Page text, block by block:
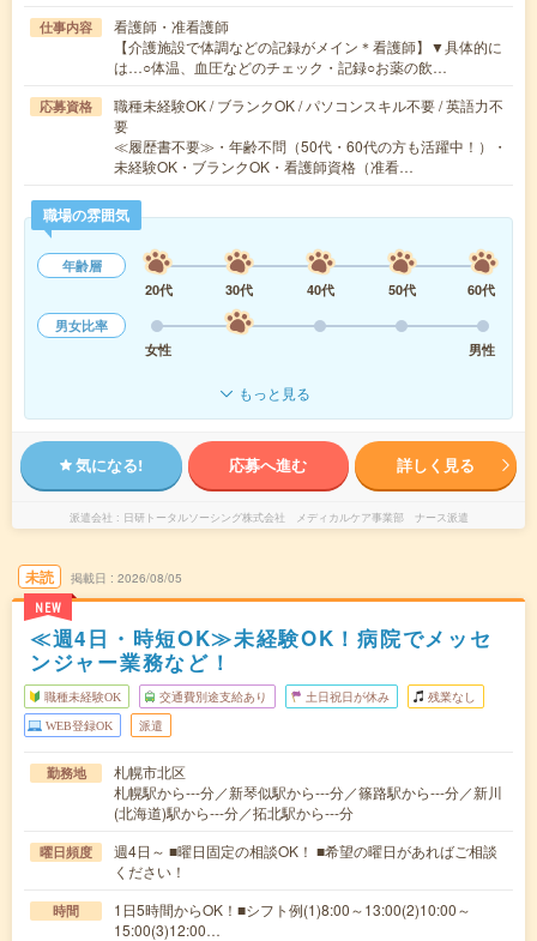
仕事内容
看護師・准看護師
【介護施設で体調などの記録がメイン＊看護師】▼具体的に
は…○体温、血圧などのチェック・記録○お薬の飲…
応募資格
職種未経験OK / ブランクOK / パソコンスキル不要 / 英語力不
要
≪履歴書不要≫・年齢不問（50代・60代の方も活躍中！）・
未経験OK・ブランクOK・看護師資格（准看…
職場の雰囲気
年齢層
20代
30代 40代 50代
60代
男女比率
女性
男性
もっと見る
気になる! 応募へ進む 詳しく見る
派遣会社 日研トータルソーシング株式会社 メディカルケア事業部 ナース派遣
未読
NEW
掲載日 2026/08/05
≪週4日・時短OK≫未経験OK！病院でメッセ
ンジャー業務など！
職種未経験OK 交通費別途支給あり 土日祝日が休み 残業なし
WEB登録OK 派遣
勤務地
札幌市北区
札幌駅から---分／新琴似駅から---分／篠路駅から---分／新川
(北海道)駅から---分／拓北駅から---分
曜日頻度
週4日～ ■曜日固定の相談OK！ ■希望の曜日があればご相談
ください！
時間
1日5時間からOK！■シフト例(1)8:00～13:00(2)10:00～
15:00(3)12:00…